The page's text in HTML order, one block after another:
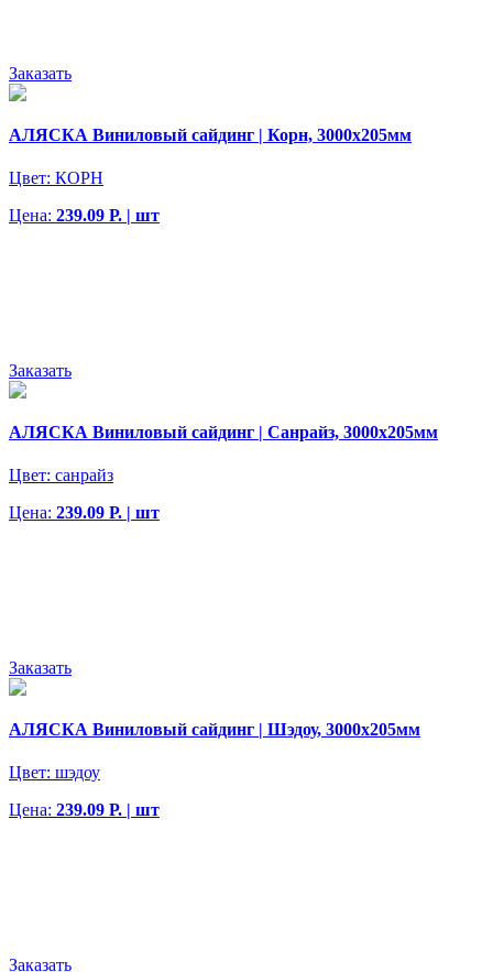
Заказать
АЛЯСКА Виниловый сайдинг | Корн, 3000х205мм
Цвет: КОРН
Цена: 239.09 Р. | шт
Заказать
АЛЯСКА Виниловый сайдинг | Санрайз, 3000х205мм
Цвет: санрайз
Цена: 239.09 Р. | шт
Заказать
АЛЯСКА Виниловый сайдинг | Шэдоу, 3000х205мм
Цвет: шэдоу
Цена: 239.09 Р. | шт
Заказать